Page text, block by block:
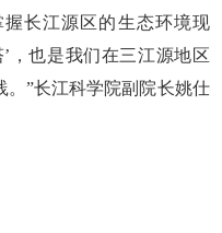
长江源区的生态环境现
，也是我们在三江源地区
”长江科学院副院长姚仕